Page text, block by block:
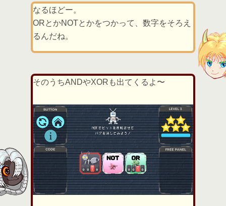
なるほどー。
ORとかNOTとかをつかって、数字をそろえ
るんだね。
そのうちANDやXORも出てくるよ〜